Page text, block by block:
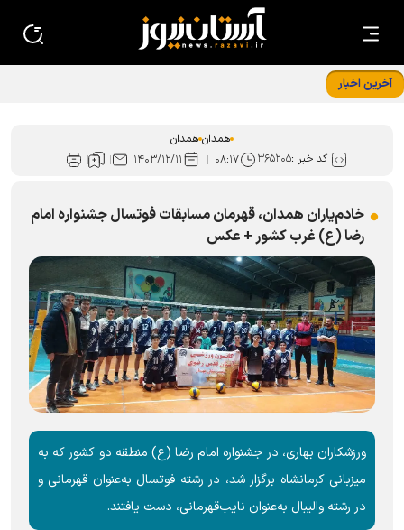
آخرین اخبار
همدان همدان
کد خبر :۳۶۵۲۰۵ ۰۸:۱۷ ۱۴۰۳/۱۲/۱۱
خادم‌یاران همدان، قهرمان مسابقات فوتسال جشنواره امام
رضا (ع) غرب کشور + عکس
ورزشکاران بهاری، در جشنواره امام رضا (ع) منطقه دو کشور که به
میزبانی کرمانشاه برگزار شد، در رشته فوتسال به‌عنوان قهرمانی و
در رشته والیبال به‌عنوان نایب‌قهرمانی، دست یافتند.